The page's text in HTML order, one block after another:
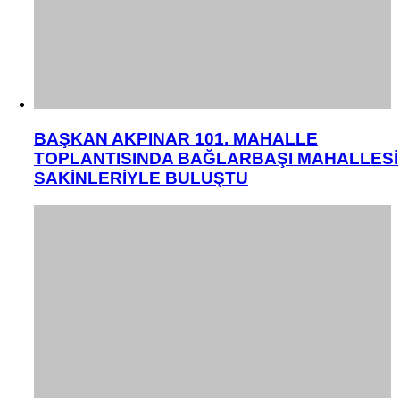
BAŞKAN AKPINAR 101. MAHALLE
TOPLANTISINDA BAĞLARBAŞI MAHALLESİ
SAKİNLERİYLE BULUŞTU